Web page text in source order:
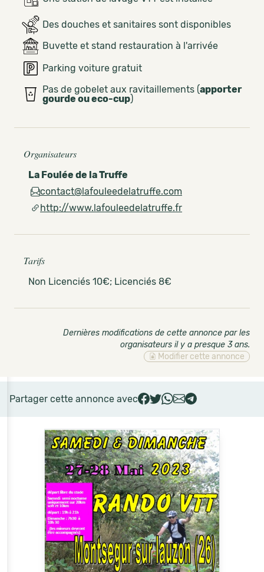
Des douches et sanitaires sont disponibles
Buvette et stand restauration à l'arrivée
Parking voiture gratuit
Pas de gobelet aux ravitaillements (apporter
gourde ou eco-cup)
Organisateurs
La Foulée de la Truffe
contact@lafouleedelatruffe.com
http://www.lafouleedelatruffe.fr
Tarifs
Non Licenciés 10€; Licenciés 8€
Dernières modifications de cette annonce par les
organisateurs il y a presque 3 ans.
Modifier cette annonce
Partager cette annonce avec